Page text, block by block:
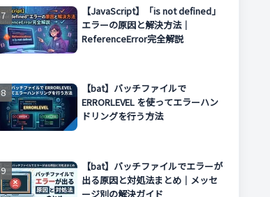
【JavaScript】「is not defined」
エラーの原因と解決方法｜
ReferenceError完全解説
【bat】バッチファイルで
ERRORLEVEL を使ってエラーハン
ドリングを行う方法
【bat】バッチファイルでエラーが
出る原因と対処法まとめ｜メッセ
ージ別の解決ガイド